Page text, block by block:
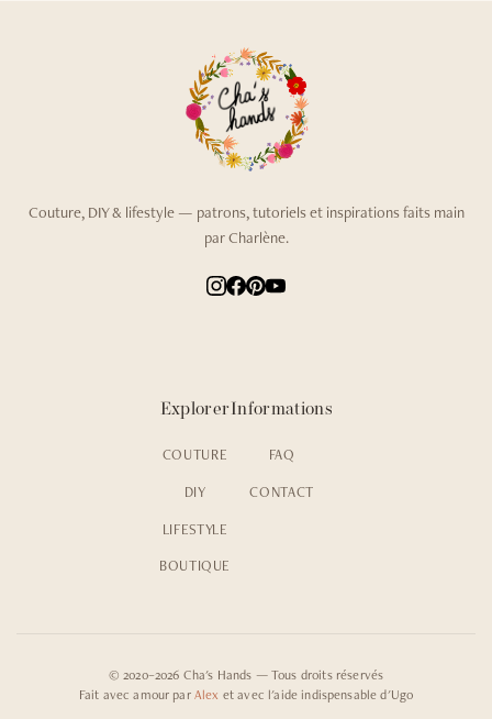
Couture, DIY & lifestyle — patrons, tutoriels et inspirations faits main
par Charlène.
Explorer
COUTURE
DIY
LIFESTYLE
BOUTIQUE
Informations
FAQ
CONTACT
© 2020–2026 Cha's Hands — Tous droits réservés
Fait avec amour par Alex et avec l'aide indispensable d'Ugo